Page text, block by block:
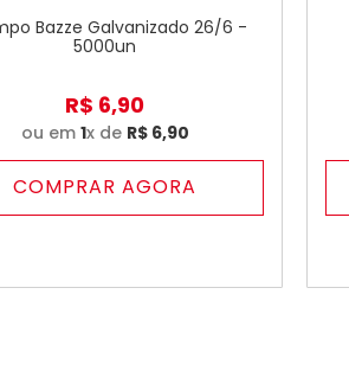
Bazze Galvanizado 26/6 -
5000un
R$ 6,90
ou em 1x de R$ 6,90
COMPRAR AGORA